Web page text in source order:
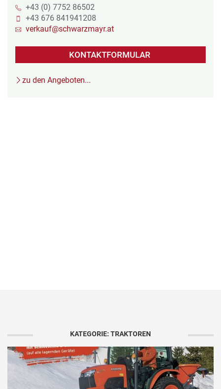
+43 (0) 7752 86502
+43 676 841941208
verkauf@schwarzmayr.at
KONTAKTFORMULAR
zu den Angeboten...
KATEGORIE: TRAKTOREN